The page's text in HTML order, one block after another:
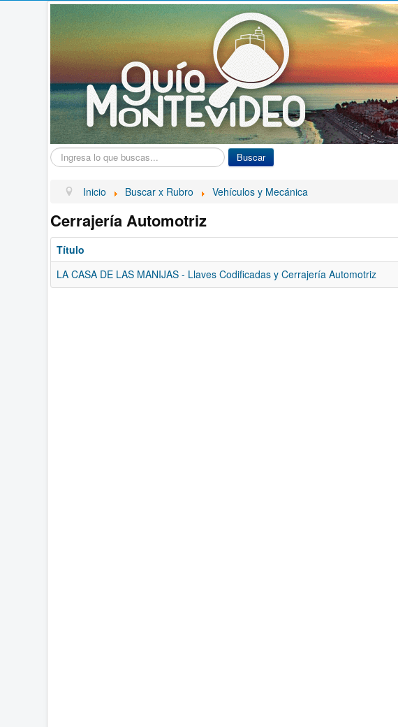
Buscar... Buscar
Inicio Buscar x Rubro Vehículos y Mecánica
Cerrajería Automotriz
Título
LA CASA DE LAS MANIJAS - Llaves Codificadas y Cerrajería Automotriz